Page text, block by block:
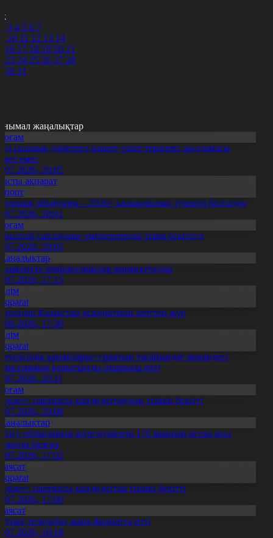
3 4 5 6 7
10 11 12 13 14
16 17 18 19 20 21
23 24 25 26 27 28
30 31
жаңалықтар
салалық дәрігерге қаралу үшін терапевт жолдамасы
емес
20:05
ақпарат
ойындары – 2026» халықаралық турнирі басталды
10:01
сайлауына үміткерлердің тізімі бекітілді
20:03
теміржолшылар марапатталды
17:15
Қазақстан өсімдіктерін зерттеп жүр
17:30
ұрпақтары» грантын тағайындау жөніндегі
қорытынды отырысы өтті
20:11
партиясы кандидаттардың тізімін бекітті
20:08
облысының жүргізушілері 170 мыңнан астам жол
бұзған
17:02
партиясы кандидаттар тізімін бекітті
17:00
теледебат жаңа форматта өтті
10:18